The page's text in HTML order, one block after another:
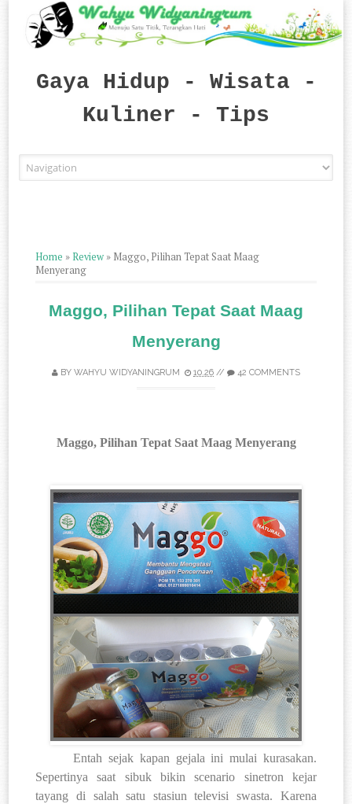
Gaya Hidup - Wisata -
Kuliner - Tips
Home » Review» Maggo, Pilihan Tepat Saat Maag
Menyerang
Maggo, Pilihan Tepat Saat Maag
Menyerang
BY WAHYU WIDYANINGRUM 10.26 // 42 COMMENTS
Maggo, Pilihan Tepat Saat Maag Menyerang
Entah sejak kapan gejala ini mulai kurasakan.
Sepertinya saat sibuk bikin scenario sinetron kejar
tayang di salah satu stasiun televisi swasta. Karena